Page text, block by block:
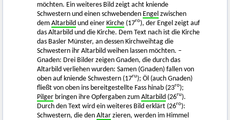
möchten. Ein weiteres Bild zeigt acht kniende
Schwestern und einen schwebenden Engel zwischen
dem Altarbild und einer Kirche (17ro), der Engel zeigt auf
das Altarbild und die Kirche. Dem Text nach ist die Kirche
das Basler Münster, an dessen Kirchweihtag die
Schwestern ihr Altarbild weihen lassen möchten. –
Gnaden: Drei Bilder zeigen Gnaden, die durch das
Altarbild verliehen wurden: Samen (Gnaden) fallen von
oben auf kniende Schwestern (17ru); Öl (auch Gnaden)
fließt von oben ins bereitgestellte Fass hinab (23ro);
Pilger bringen ihre Opfergaben zum Altarbild (26ru).
Durch den Text wird ein weiteres Bild erklärt (26ro):
Schwestern, die den Altar zieren, werden im Himmel